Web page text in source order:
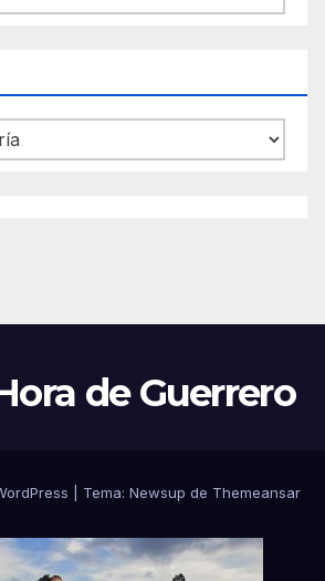
de Guerrero
Tema: Newsup de Themeansar